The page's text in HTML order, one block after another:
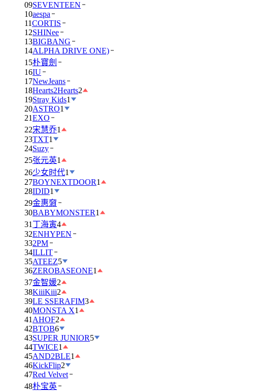
09SEVENTEEN
10aespa
11CORTIS
12SHINee
13BIGBANG
14ALPHA DRIVE ONE)
15朴寶劍
16IU
17NewJeans
18Hearts2Hearts2
19Stray Kids1
20ASTRO1
21EXO
22宋慧乔1
23TXT1
24Suzy
25张元英1
26少女时代1
27BOYNEXTDOOR1
28IDID1
29金惠奫
30BABYMONSTER1
31 丁海寅4
32ENHYPEN
332PM
34ILLIT
35ATEEZ5
36ZEROBASEONE1
37金智媛2
38KiiiKiii2
39LE SSERAFIM3
40MONSTA X1
41 AHOF2
42BTOB6
43SUPER JUNIOR5
44TWICE1
45AND2BLE1
46KickFlip2
47Red Velvet
48朴宝英